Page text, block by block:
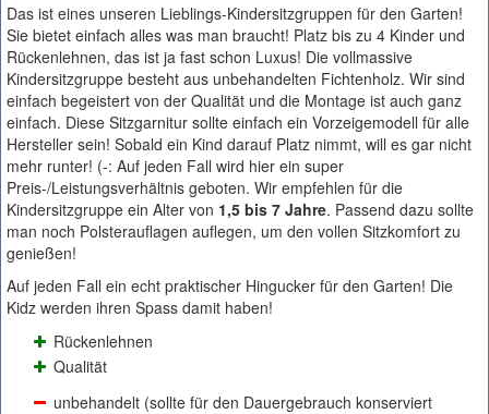
Das ist eines unseren Lieblings-Kindersitzgruppen für den Garten!
Sie bietet einfach alles was man braucht! Platz bis zu 4 Kinder und
Rückenlehnen, das ist ja fast schon Luxus! Die vollmassive
Kindersitzgruppe besteht aus unbehandelten Fichtenholz. Wir sind
einfach begeistert von der Qualität und die Montage ist auch ganz
einfach. Diese Sitzgarnitur sollte einfach ein Vorzeigemodell für alle
Hersteller sein! Sobald ein Kind darauf Platz nimmt, will es gar nicht
mehr runter! (-: Auf jeden Fall wird hier ein super
Preis-/Leistungsverhältnis geboten. Wir empfehlen für die
Kindersitzgruppe ein Alter von 1,5 bis 7 Jahre. Passend dazu sollte
man noch Polsterauflagen auflegen, um den vollen Sitzkomfort zu
genießen!
Auf jeden Fall ein echt praktischer Hingucker für den Garten! Die
Kidz werden ihren Spass damit haben!
Rückenlehnen
Qualität
unbehandelt (sollte für den Dauergebrauch konserviert